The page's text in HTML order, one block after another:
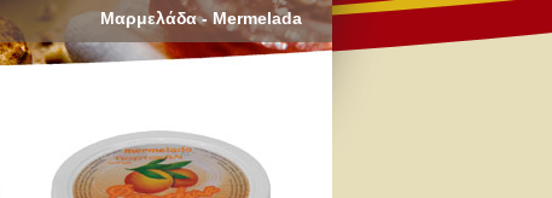
Μαρμελάδα - Mermelada